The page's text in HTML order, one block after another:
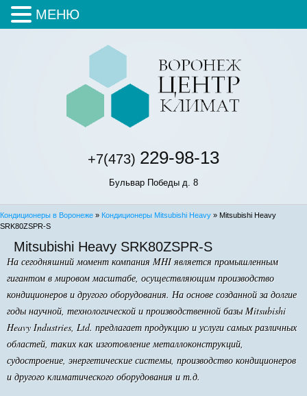
+7(473) 229-98-13
Бульвар Победы д. 8
Кондиционеры в Воронеже » Кондиционеры Mitsubishi Heavy » Mitsubishi Heavy
SRK80ZSPR-S
Mitsubishi Heavy SRK80ZSPR-S
На сегодняшний момент компания MHI является промышленным
гигантом в мировом масштабе, осуществляющим производство
кондиционеров и другого оборудования. На основе созданной за долгие
годы научной, технологической и производственной базы Mitsubishi
Heavy Industries, Ltd. предлагает продукцию и услуги самых различных
областей, таких как изготовление металлоконструкций,
судостроение, энергетические системы, производство кондиционеров
и другого климатического оборудования и т.д.
МЕНЮ